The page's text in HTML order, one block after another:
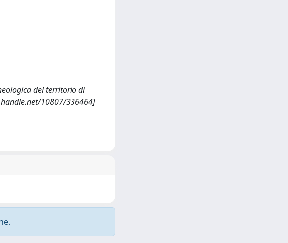
del territorio di
10807/336464]